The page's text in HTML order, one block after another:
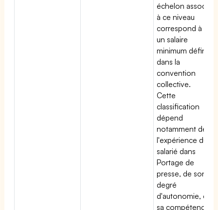
échelon associé
à ce niveau
correspond à
un salaire
minimum défini
dans la
convention
collective.
Cette
classification
dépend
notamment de
l'expérience du
salarié dans
Portage de
presse, de son
degré
d'autonomie, de
sa compétence